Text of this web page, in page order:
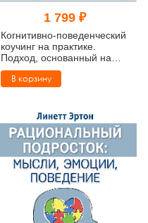
1 799 ₽
Когнитивно-поведенческий
коучинг на практике.
Подход, основанный на
фактических данных
В корзину